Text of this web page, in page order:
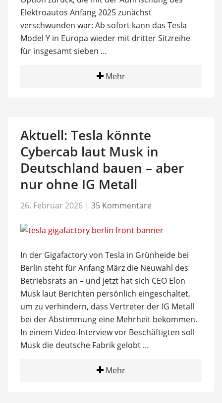
Elektroautos Anfang 2025 zunächst
verschwunden war: Ab sofort kann das Tesla
Model Y in Europa wieder mit dritter Sitzreihe
für insgesamt sieben …
Mehr
Aktuell: Tesla könnte
Cybercab laut Musk in
Deutschland bauen – aber
nur ohne IG Metall
26. Februar 2026 | 35 Kommentare
In der Gigafactory von Tesla in Grünheide bei
Berlin steht für Anfang März die Neuwahl des
Betriebsrats an – und jetzt hat sich CEO Elon
Musk laut Berichten persönlich eingeschaltet,
um zu verhindern, dass Vertreter der IG Metall
bei der Abstimmung eine Mehrheit bekommen.
In einem Video-Interview vor Beschäftigten soll
Musk die deutsche Fabrik gelobt …
Mehr